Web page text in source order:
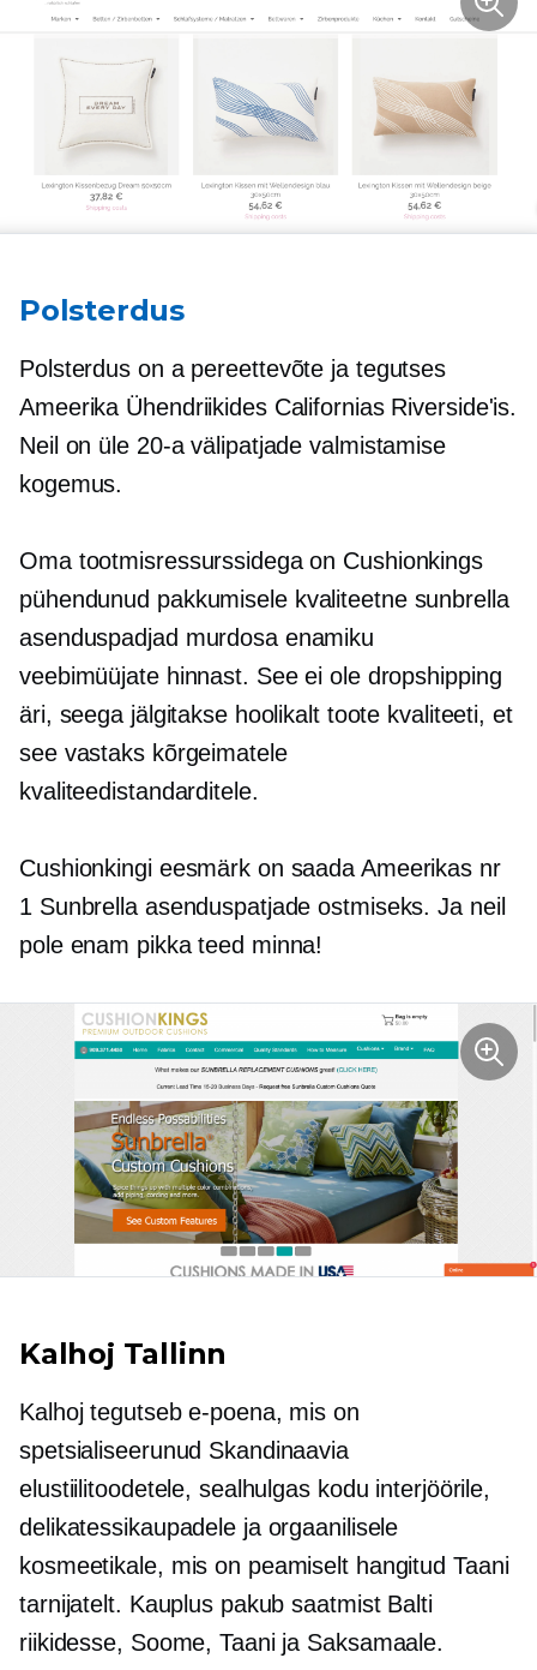
Polsterdus
Polsterdus on a pereettevõte ja tegutses
Ameerika Ühendriikides Californias Riverside'is.
Neil on üle 20-avälipatjade valmistamise
kogemus.
Oma tootmisressurssidega on Cushionkings
pühendunud pakkumisele kvaliteetnesunbrella
asenduspadjad murdosa enamiku
veebimüüjate hinnast. See ei ole dropshipping
äri, seega jälgitakse hoolikalt toote kvaliteeti, et
see vastaks kõrgeimatele
kvaliteedistandarditele.
Cushionkingi eesmärk on saada Ameerikas nr
1 Sunbrella asenduspatjade ostmiseks. Ja neil
pole enam pikka teed minna!
Kalhoj Tallinn
Kalhoj tegutseb e-poena, mis on
spetsialiseerunud Skandinaavia
elustiilitoodetele, sealhulgas kodu interjöörile,
delikatessikaupadele ja orgaanilisele
kosmeetikale, mis on peamiselt hangitud Taani
tarnijatelt. Kauplus pakub saatmist Balti
riikidesse, Soome, Taani ja Saksamaale.